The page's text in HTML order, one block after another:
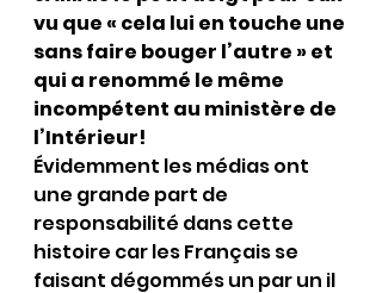
vu que « cela lui en touche une
sans faire bouger l’autre » et
qui a renommé le même
incompétent au ministère de
l’Intérieur!
Évidemment les médias ont
une grande part de
responsabilité dans cette
histoire car les Français se
faisant dégommés un par un il